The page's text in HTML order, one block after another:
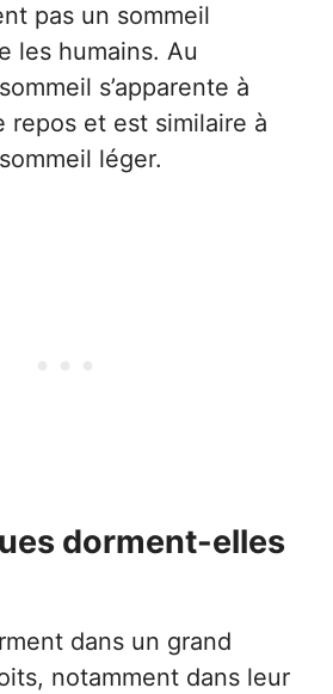
pas un sommeil
les humains. Au
s’apparente à
repos et est similaire à
léger.
dorment-elles
dans un grand
notamment dans leur